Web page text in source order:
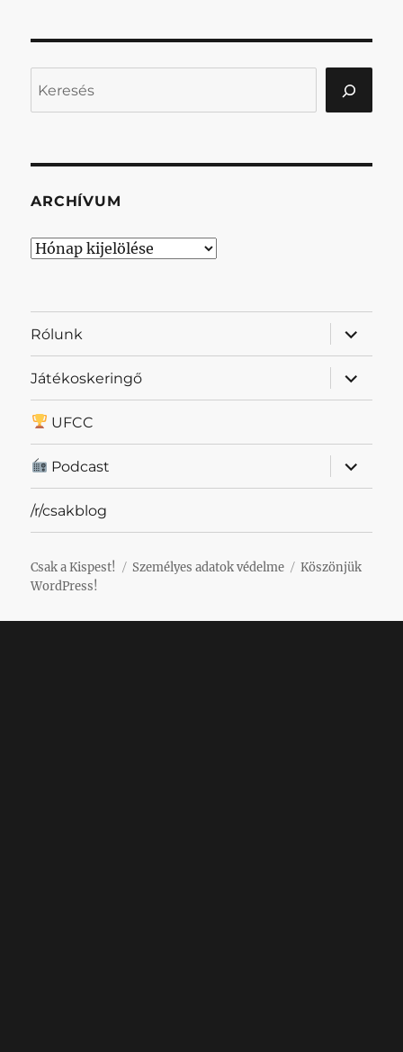
ARCHÍVUM
Archívum
Rólunk
almenü
Játékoskeringő
almenü
UFCC
Podcast
almenü
/r/csakblog
Csak a Kispest! Személyes adatok védelme
Köszönjük
WordPress!